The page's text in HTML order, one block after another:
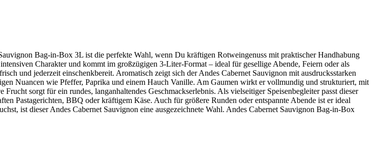
Bag-in-Box 3L ist die perfekte Wahl, wenn Du kräftigen Rotweingenuss mit praktischer Handhabung
Charakter und kommt im großzügigen 3-Liter-Format – ideal für gesellige Abende, Feiern oder als
und jederzeit einschenkbereit. Aromatisch zeigt sich der Andes Cabernet Sauvignon mit ausdrucksstarken
Nuancen wie Pfeffer, Paprika und einem Hauch Vanille. Am Gaumen wirkt er vollmundig und strukturiert, mit
sorgt für ein rundes, langanhaltendes Geschmackserlebnis. Als vielseitiger Speisenbegleiter passt dieser
Pastagerichten, BBQ oder kräftigem Käse. Auch für größere Runden oder entspannte Abende ist er ideal
ist dieser Andes Cabernet Sauvignon eine ausgezeichnete Wahl. Andes Cabernet Sauvignon Bag-in-Box